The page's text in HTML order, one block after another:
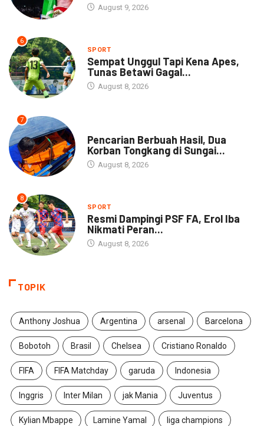
August 9, 2026
6
SPORT
Sempat Unggul Tapi Kena Apes,
Tunas Betawi Gagal...
August 8, 2026
7
Pencarian Berbuah Hasil, Dua
Korban Tongkang di Sungai...
August 8, 2026
8
SPORT
Resmi Dampingi PSF FA, Erol Iba
Nikmati Peran...
August 8, 2026
TOPIK
Anthony Joshua Argentina arsenal Barcelona
Bobotoh Brasil Chelsea Cristiano Ronaldo
FIFA FIFA Matchday garuda Indonesia
Inggris Inter Milan jak Mania Juventus
Kylian Mbappe Lamine Yamal liga champions